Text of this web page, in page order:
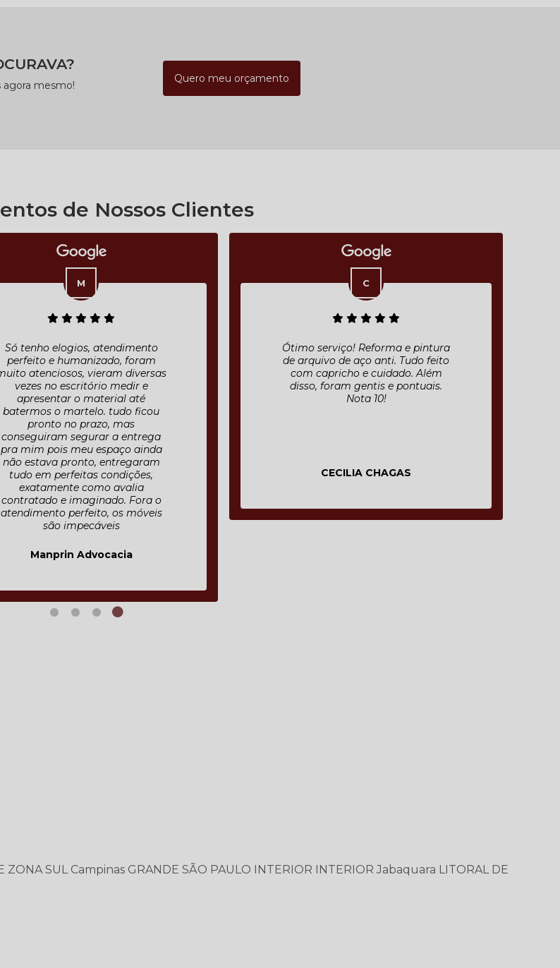
agora mesmo!
Quero meu orçamento
de Nossos Clientes
Ótimo serviço! Reforma e pintura
de arquivo de aço anti. Tudo feito
com capricho e cuidado. Além
disso, foram gentis e pontuais.
Nota 10!
CECILIA CHAGAS
Excelente atendimento, desde o
envio do orçamento, elaboração
do projeto, entrega e montagem
antes de prazo, nota 10!!! Estão de
parabéns, cliente fidelizado.
Protect Mania
ZONA SUL Campinas GRANDE SÃO PAULO INTERIOR INTERIOR Jabaquara LITORAL DE